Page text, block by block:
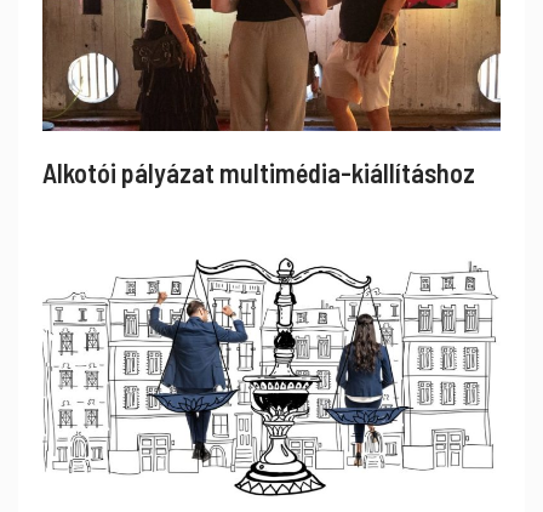
Alkotói pályázat multimédia-kiállításhoz